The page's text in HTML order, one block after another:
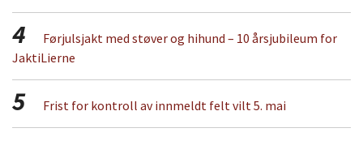
4
Førjulsjakt med støver og hihund – 10 årsjubileum for
JaktiLierne
5 Frist for kontroll av innmeldt felt vilt 5. mai